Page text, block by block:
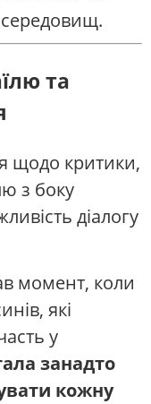
середовищ.
та
щодо критики,
з боку
діалогу
момент, коли
які
у
занадто
кожну